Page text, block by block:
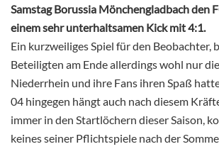
Samstag Borussia Mönchengladbach den
einem sehr unterhaltsamen Kick mit 4:1.
Ein kurzweiliges Spiel für den Beobachter,
Beteiligten am Ende allerdings wohl nur
Niederrhein und ihre Fans ihren Spaß
04 hingegen hängt auch nach diesem
immer in den Startlöchern dieser Saison,
keines seiner Pflichtspiele nach der